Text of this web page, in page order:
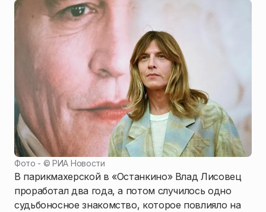
Фото - ©РИА Новости
В парикмахерской в «Останкино» Влад Лисовец
проработал два года, а потом случилось одно
судьбоносное знакомство, которое повлияло на